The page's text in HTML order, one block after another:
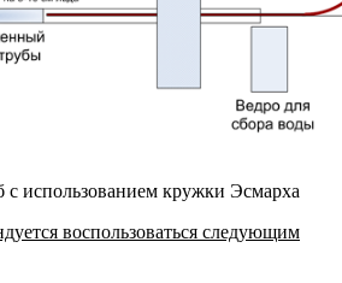
с использованием кружки Эсмарха
воспользоваться следующим